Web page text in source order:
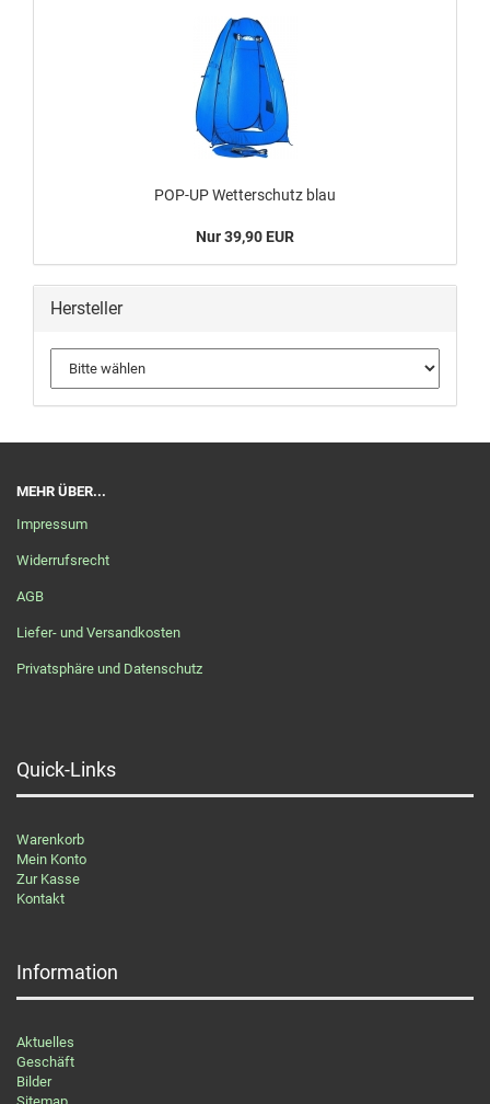
POP-UP Wetterschutz blau
Nur 39,90 EUR
Hersteller
MEHR ÜBER...
Impressum
Widerrufsrecht
AGB
Liefer- und Versandkosten
Privatsphäre und Datenschutz
Quick-Links
Warenkorb
Mein Konto
Zur Kasse
Kontakt
Information
Aktuelles
Geschäft
Bilder